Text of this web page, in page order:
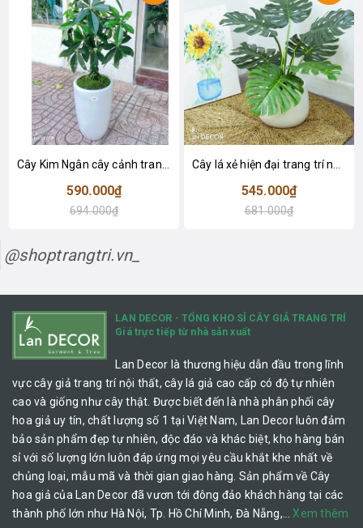
590.000₫
694.000₫
545.000₫
681.000₫
@shoptrangtri.vn_
LAN DECOR - TỔNG KHO SỈ CÂY GIẢ TRANG TRÍ
Giá trực tiếp từ nhà sản xuất
Lan Decor là thương hiệu dẫn đầu trong lĩnh
vực cây giả trang trí nội thất, cây lá giả cao cấp có độ tự nhiên
cao và giống như cây thật. Được biết đến là nhà phân phối cây
hoa giả uy tín, chất lượng số 1 tại Việt Nam, Lan Decor luôn đảm
bảo sản phẩm đẹp tự nhiên, độc đáo và khác biệt, kho hàng bán
sỉ với số lượng lớn luôn đáp ứng mọi yêu cầu khắt khe nhất về
chủng loại, mẫu mã và thời gian giao hàng. Sản phẩm về Cây
hoa giả của Lan Decor đã vươn tới đông đảo khách hàng tại các
thành phố lớn như Hà Nội, Tp. Hồ Chí Minh, Đà Nẵng,… Xem thêm